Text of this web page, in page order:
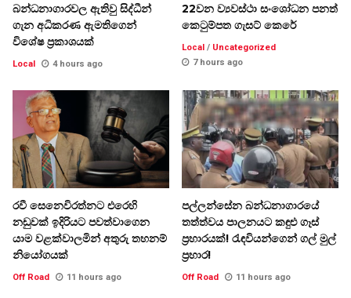
බන්ධනාගාරවල ඇතිවු සිද්ධීන්
ගැන අධිකරණ ඇමතිගෙන්
විශේෂ ප්‍රකාශයක්
Local 4 hours ago
22වන ව්‍යවස්ථා සංශෝධන පනත්
කෙටුම්පත ගැසට් කෙරේ
Local / Uncategorized
7 hours ago
රවී සෙනෙවිරත්නට එරෙහි
නඩුවක් ඉදිරියට පවත්වාගෙන
යාම වළක්වාලමින් අතුරු තහනම්
නියෝගයක්
Off Road 11 hours ago
පල්ලන්සේන බන්ධනාගාරයේ
තත්ත්වය පාලනයට කඳුළු ගෑස්
ප්‍රහාරයක්! රැඳවියන්ගෙන් ගල් මුල්
ප්‍රහාර!
Off Road 11 hours ago